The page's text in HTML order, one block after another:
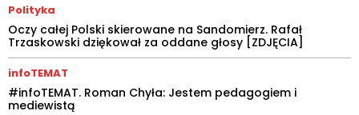
Polityka
Oczy całej Polski skierowane na Sandomierz. Rafał
Trzaskowski dziękował za oddane głosy [ZDJĘCIA]
infoTEMAT
#infoTEMAT. Roman Chyła: Jestem pedagogiem i
mediewistą